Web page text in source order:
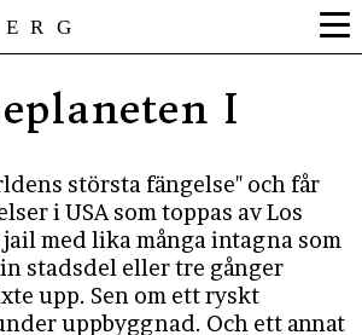
I
största fängelse" och får
i USA som toppas av Los
med lika många intagna som
stadsdel eller tre gånger
upp. Sen om ett ryskt
uppbyggnad. Och ett annat